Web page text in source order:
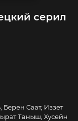
серил
Саат, Иззет
Таныш, Хусейн